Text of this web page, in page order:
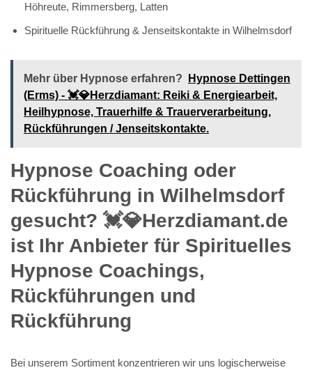
Höhreute, Rimmersberg, Latten
Spirituelle Rückführung & Jenseitskontakte in Wilhelmsdorf
Mehr über Hypnose erfahren?
Hypnose Dettingen
(Erms) - 💓️💎Herzdiamant: Reiki & Energiearbeit,
Heilhypnose, Trauerhilfe & Trauerverarbeitung,
Rückführungen / Jenseitskontakte.
Hypnose Coaching oder
Rückführung in Wilhelmsdorf
gesucht? 💓️💎Herzdiamant.de
ist Ihr Anbieter für Spirituelles
Hypnose Coachings,
Rückführungen und
Rückführung
Bei unserem Sortiment konzentrieren wir uns logischerweise